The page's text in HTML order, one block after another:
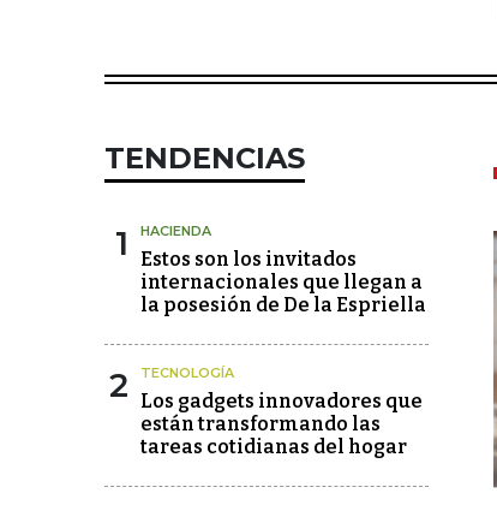
TENDENCIAS
1 HACIENDA
Estos son los invitados
internacionales que llegan a
la posesión de De la Espriella
2 TECNOLOGÍA
Los gadgets innovadores que
están transformando las
tareas cotidianas del hogar